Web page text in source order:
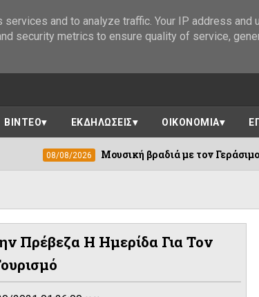
ΒΙΝΤΕΟ ΕΚΔΗΛΩΣΕΙΣ ΟΙΚΟΝΟΜΙΑ
βραδιά με τον Γεράσιμο Ανδρεάτο απόψε στους
Πρέβεζα Η Ημερίδα Για Τον
and to analyze traffic. Your IP address and
security metrics to ensure quality of service,